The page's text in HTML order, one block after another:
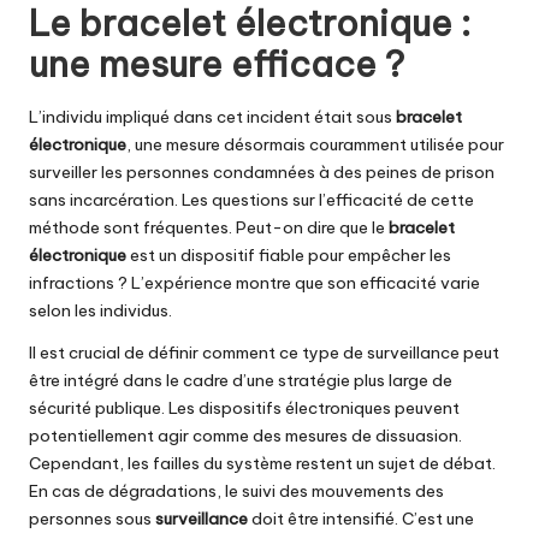
Le bracelet électronique :
une mesure efficace ?
L’individu impliqué dans cet incident était sous bracelet
électronique , une mesure désormais couramment utilisée pour
surveiller les personnes condamnées à des peines de prison
sans incarcération. Les questions sur l’efficacité de cette
méthode sont fréquentes. Peut-on dire que le bracelet
électroniqueest un dispositif fiable pour empêcher les
infractions ? L’expérience montre que son efficacité varie
selon les individus.
Il est crucial de définir comment ce type de surveillance peut
être intégré dans le cadre d’une stratégie plus large de
sécurité publique. Les dispositifs électroniques peuvent
potentiellement agir comme des mesures de dissuasion.
Cependant, les failles du système restent un sujet de débat.
En cas de dégradations, le suivi des mouvements des
personnes sous surveillancedoit être intensifié. C’est une